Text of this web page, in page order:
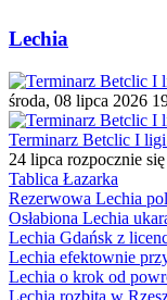
Lechia
środa, 08 lipca 2026
Terminarz Betclic I
24 lipca rozpocznie
Tablica Łazarka
Rezerwowa Lechia
Osłabiona Lechia
Lechia Gdańsk z
Lechia efektownie
Lechia o krok od
Lechia rozbita w